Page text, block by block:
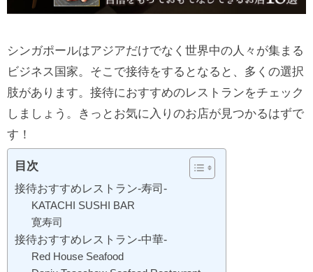
シンガポールはアジアだけでなく世界中の人々が集まる
ビジネス国家。そこで接待をするとなると、多くの選択
肢があります。接待におすすめのレストランをチェック
しましょう。きっとお気に入りのお店が見つかるはずで
す！
目次
接待おすすめレストラン‐寿司‐
KATACHI SUSHI BAR
寛寿司
接待おすすめレストラン‐中華‐
Red House Seafood